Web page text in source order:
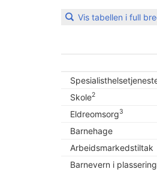
Vis tabellen i full
Skole2
Eldreomsorg3
Barnehage
Arbeidsmarkedstiltak
Barnevern i